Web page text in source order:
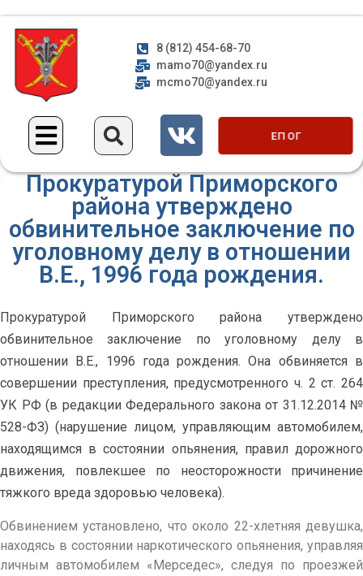
8 (812) 454-68-70
mamo70@yandex.ru
mcmo70@yandex.ru
ЕП ОГ
Прокуратурой Приморского
района утверждено
обвинительное заключение по
уголовному делу в отношении
В.Е., 1996 года рождения.
Прокуратурой Приморского района утверждено
обвинительное заключение по уголовному делу в
отношении В.Е., 1996 года рождения. Она обвиняется в
совершении преступления, предусмотренного ч. 2 ст. 264
УК РФ (в редакции Федерального закона от 31.12.2014 №
528-ФЗ) (нарушение лицом, управляющим автомобилем,
находящимся в состоянии опьянения, правил дорожного
движения, повлекшее по неосторожности причинение
тяжкого вреда здоровью человека).
Обвинением установлено, что около 22-хлетняя девушка,
находясь в состоянии наркотического опьянения, управляя
личным автомобилем «Мерседес», следуя по проезжей